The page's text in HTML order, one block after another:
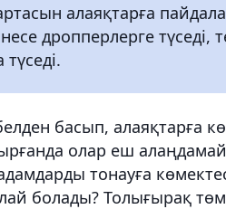
алаяқтарға
дропперлерге түседі,
басып, алаяқтарға
олар еш
тонауға
болады? Толығырақ